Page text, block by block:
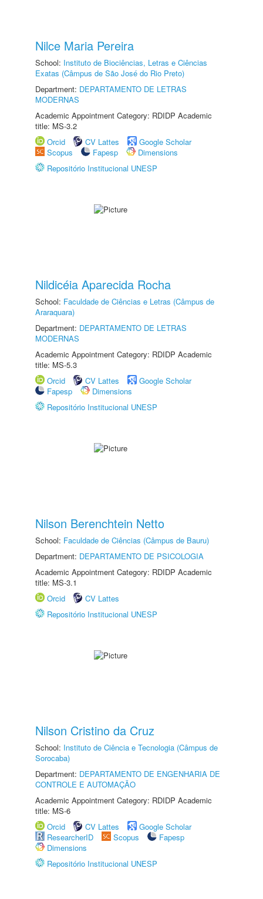
Nilce Maria Pereira
School: Instituto de Biociências, Letras e Ciências
Exatas (Câmpus de São José do Rio Preto)
Department: DEPARTAMENTO DE LETRAS
MODERNAS
Academic Appointment Category: RDIDP Academic
title: MS-3.2
Orcid
CV Lattes
Google Scholar
Scopus
Fapesp
Dimensions
Repositório Institucional UNESP
Nildicéia Aparecida Rocha
School: Faculdade de Ciências e Letras (Câmpus de
Araraquara)
Department: DEPARTAMENTO DE LETRAS
MODERNAS
Academic Appointment Category: RDIDP Academic
title: MS-5.3
Orcid
CV Lattes
Google Scholar
Fapesp
Dimensions
Repositório Institucional UNESP
Nilson Berenchtein Netto
School: Faculdade de Ciências (Câmpus de Bauru)
Department: DEPARTAMENTO DE PSICOLOGIA
Academic Appointment Category: RDIDP Academic
title: MS-3.1
Orcid
CV Lattes
Repositório Institucional UNESP
Nilson Cristino da Cruz
School: Instituto de Ciência e Tecnologia (Câmpus de
Sorocaba)
Department: DEPARTAMENTO DE ENGENHARIA DE
CONTROLE E AUTOMAÇÃO
Academic Appointment Category: RDIDP Academic
title: MS-6
Orcid
CV Lattes
Google Scholar
ResearcherID
Scopus
Fapesp
Dimensions
Repositório Institucional UNESP